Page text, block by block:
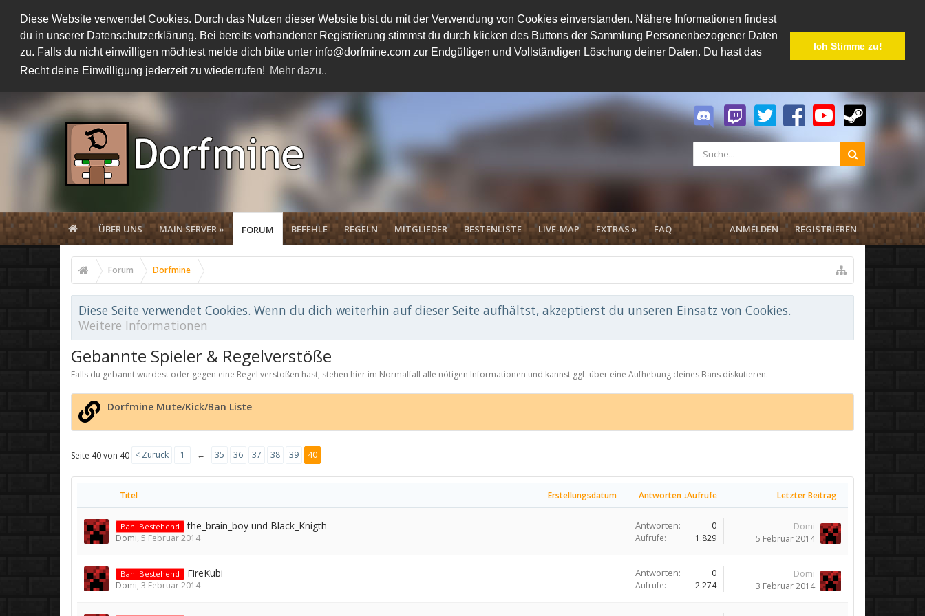
Diese Website verwendet Cookies. Durch das Nutzen dieser Website bist du mit der Verwendung von Cookies einverstanden. Nähere Informationen findest
du in unserer Datenschutzerklärung. Bei bereits vorhandener Registrierung stimmst du durch klicken des Buttons der Sammlung Personenbezogener Daten
zu. Falls du nicht einwilligen möchtest melde dich bitte unter info@dorfmine.com zur Endgültigen und Vollständigen Löschung deiner Daten. Du hast das
Recht deine Einwilligung jederzeit zu wiederrufen! Mehr dazu..
Ich Stimme zu!
ÜBER UNS MAIN SERVER » FORUM BEFEHLE REGELN MITGLIEDER BESTENLISTE LIVE-MAP EXTRAS » FAQ ANMELDEN REGISTRIEREN
Forum Dorfmine
Diese Seite verwendet Cookies. Wenn du dich weiterhin auf dieser Seite aufhältst, akzeptierst du unseren Einsatz von Cookies.
Weitere Informationen
Gebannte Spieler & Regelverstöße
Falls du gebannt wurdest oder gegen eine Regel verstoßen hast, stehen hier im Normalfall alle nötigen Informationen und kannst ggf. über eine Aufhebung deines Bans diskutieren.
Dorfmine Mute/Kick/Ban Liste
Seite 40 von 40 < Zurück 1 ← 35 36 37 38 39 40
Titel Erstellungsdatum Antworten ↓Aufrufe Letzter Beitrag
Ban: Bestehend the_brain_boy und Black_Knigth
Domi, 5 Februar 2014
Antworten: 0
Aufrufe: 1.829
Domi
5 Februar 2014
Ban: Bestehend FireKubi
Domi, 3 Februar 2014
Antworten: 0
Aufrufe: 2.274
Domi
3 Februar 2014